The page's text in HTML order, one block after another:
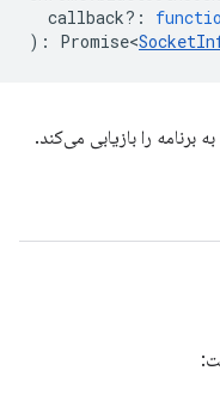
callback? :
) : Promise<
را بازیابی می‌کند.